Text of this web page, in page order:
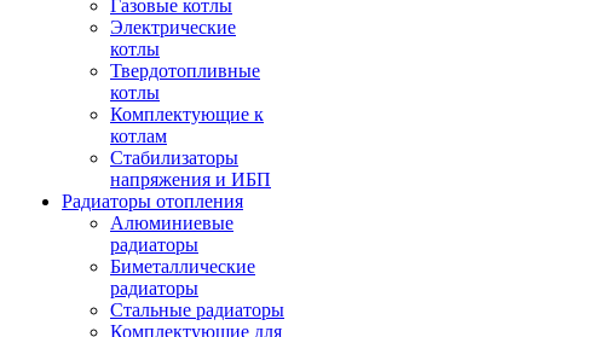
Газовые котлы
Электрические
котлы
Твердотопливные
котлы
Комплектующие к
котлам
Стабилизаторы
напряжения и ИБП
Радиаторы отопления
Алюминиевые
радиаторы
Биметаллические
радиаторы
Стальные радиаторы
Комплектующие для